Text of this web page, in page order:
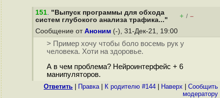
151. "Выпуск программы для обхода
систем глубокого анализа трафика..."
+ / –
Сообщение от Аноним (-), 31-Дек-21, 19:00
> Пример хочу чтобы боло восемь рук у
человека. Хоти на здоровье.
А в чем проблема? Нейроинтерфейс + 6
манипуляторов.
Ответить Правка| К родителю #144 Наверх
Cообщить
модератору